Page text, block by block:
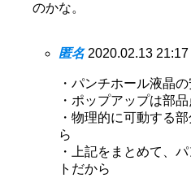
のかな。
匿名 2020.02.13 21:17
・パンチホール液晶
・ポップアップは部
・物理的に可動する
ら
・上記をまとめて、
トだから